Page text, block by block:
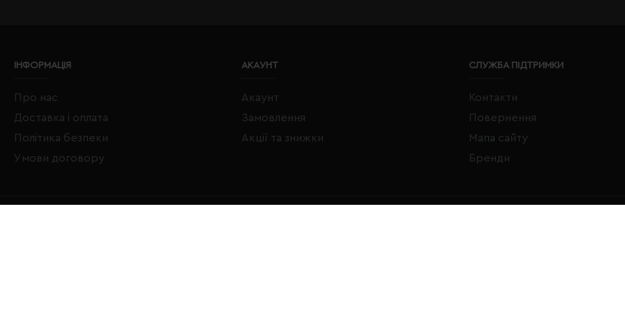
ІНФОРМАЦІЯ
Про нас
Доставка і оплата
Політика безпеки
Умови договору
АКАУНТ
Акаунт
Замовлення
Акції та знижки
СЛУЖБА ПІДТРИМКИ
Контакти
Повернення
Мапа сайту
Бренди